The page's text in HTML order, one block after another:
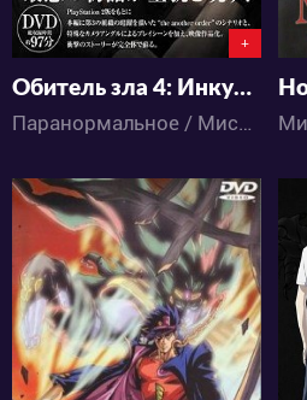
+
Обитель зла 4: Инкубация
Паранормальное / Мистика / Триллер / Экшен / Детектив / Ужасы / Аниме
5859